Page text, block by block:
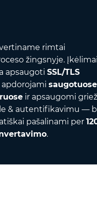
rimtai
žingsnyje.
apsaugoti SSL/TLS
apdorojami saugotuose
ir apsaugomi
& autentifikavimu —
pašalinami per
.